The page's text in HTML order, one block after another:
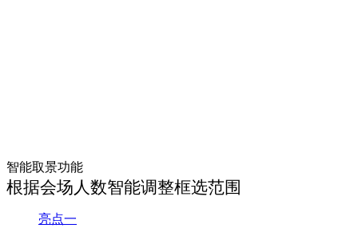
智能取景功能
根据会场人数智能调整框选范围
亮点一